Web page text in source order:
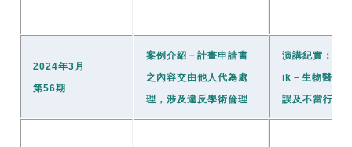
2024年3月
第56期
案例介紹－計畫申請書
之內容交由他人代為處
理，涉及違反學術倫理
演講紀實：
ik－生物醫學
誤及不當行為